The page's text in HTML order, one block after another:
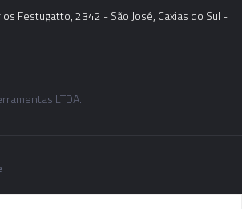
Festugatto, 2342 - São José, Caxias do Sul -
LTDA.